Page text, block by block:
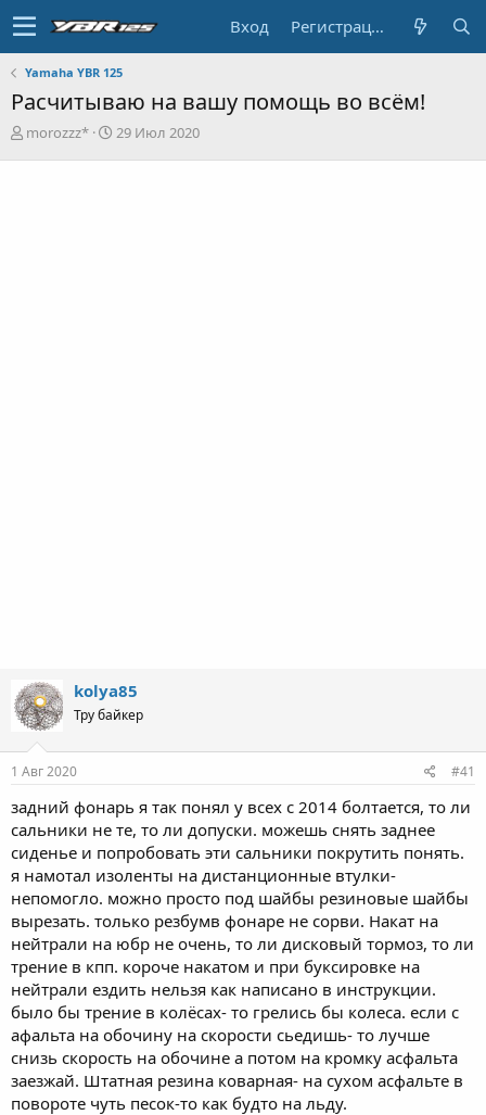
Вход Регистрация
Yamaha YBR 125
Расчитываю на вашу помощь во всём!
А
morozzz*
Д
29 Июл 2020
kolya85
Тру байкер
1 Авг 2020 #41
задний фонарь я так понял у всех с 2014 болтается, то ли
сальники не те, то ли допуски. можешь снять заднее
сиденье и попробовать эти сальники покрутить понять.
я намотал изоленты на дистанционные втулки-
непомогло. можно просто под шайбы резиновые шайбы
вырезать. только резбумв фонаре не сорви. Накат на
нейтрали на юбр не очень, то ли дисковый тормоз, то ли
трение в кпп. короче накатом и при буксировке на
нейтрали ездить нельзя как написано в инструкции.
было бы трение в колёсах- то грелись бы колеса. если с
афальта на обочину на скорости сьедишь- то лучше
снизь скорость на обочине а потом на кромку асфальта
заезжай. Штатная резина коварная- на сухом асфальте в
повороте чуть песок-то как будто на льду.